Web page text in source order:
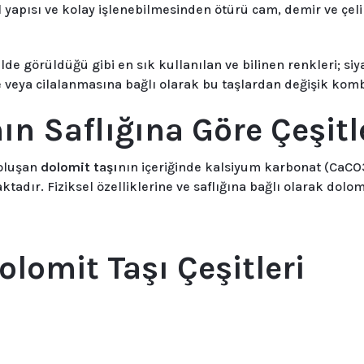
ve kolay işlenebilmesinden ötürü cam, demir ve
görüldüğü gibi en sık kullanılan ve bilinen renkleri;
cilalanmasına bağlı olarak bu taşlardan değişik
Saflığına Göre
dolomit taşı nın içeriğinde kalsiyum karbonat
Fiziksel özelliklerine ve saflığına bağlı olarak
Taşı Çeşitleri